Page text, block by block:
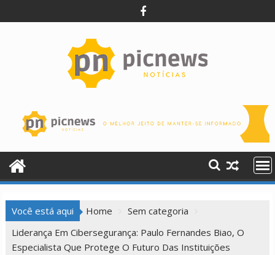
to
Você está aqui Home
Sem categoria
Liderança Em Cibersegurança: Paulo Fernandes Biao, O
Especialista Que Protege O Futuro Das Instituições